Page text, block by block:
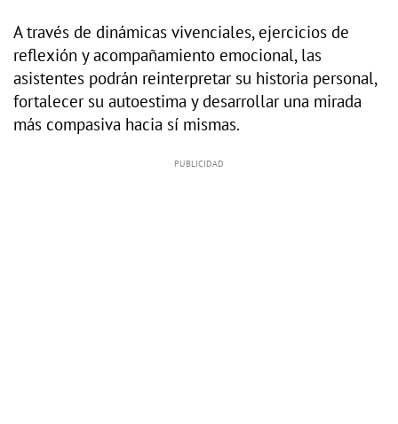
A través de dinámicas vivenciales, ejercicios de
reflexión y acompañamiento emocional, las
asistentes podrán reinterpretar su historia personal,
fortalecer su autoestima y desarrollar una mirada
más compasiva hacia sí mismas.